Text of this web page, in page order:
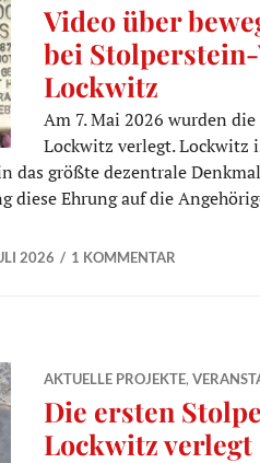
Video über
bei
Lockwitz
Am 7. Mai 2026 wurden
Lockwitz verlegt. Lockwitz
das größte dezentrale
diese Ehrung auf die
bei Stolperstein-
2026 1 KOMMENTAR
AKTUELLE PROJEKTE,
Die ersten
Lockwitz verlegt